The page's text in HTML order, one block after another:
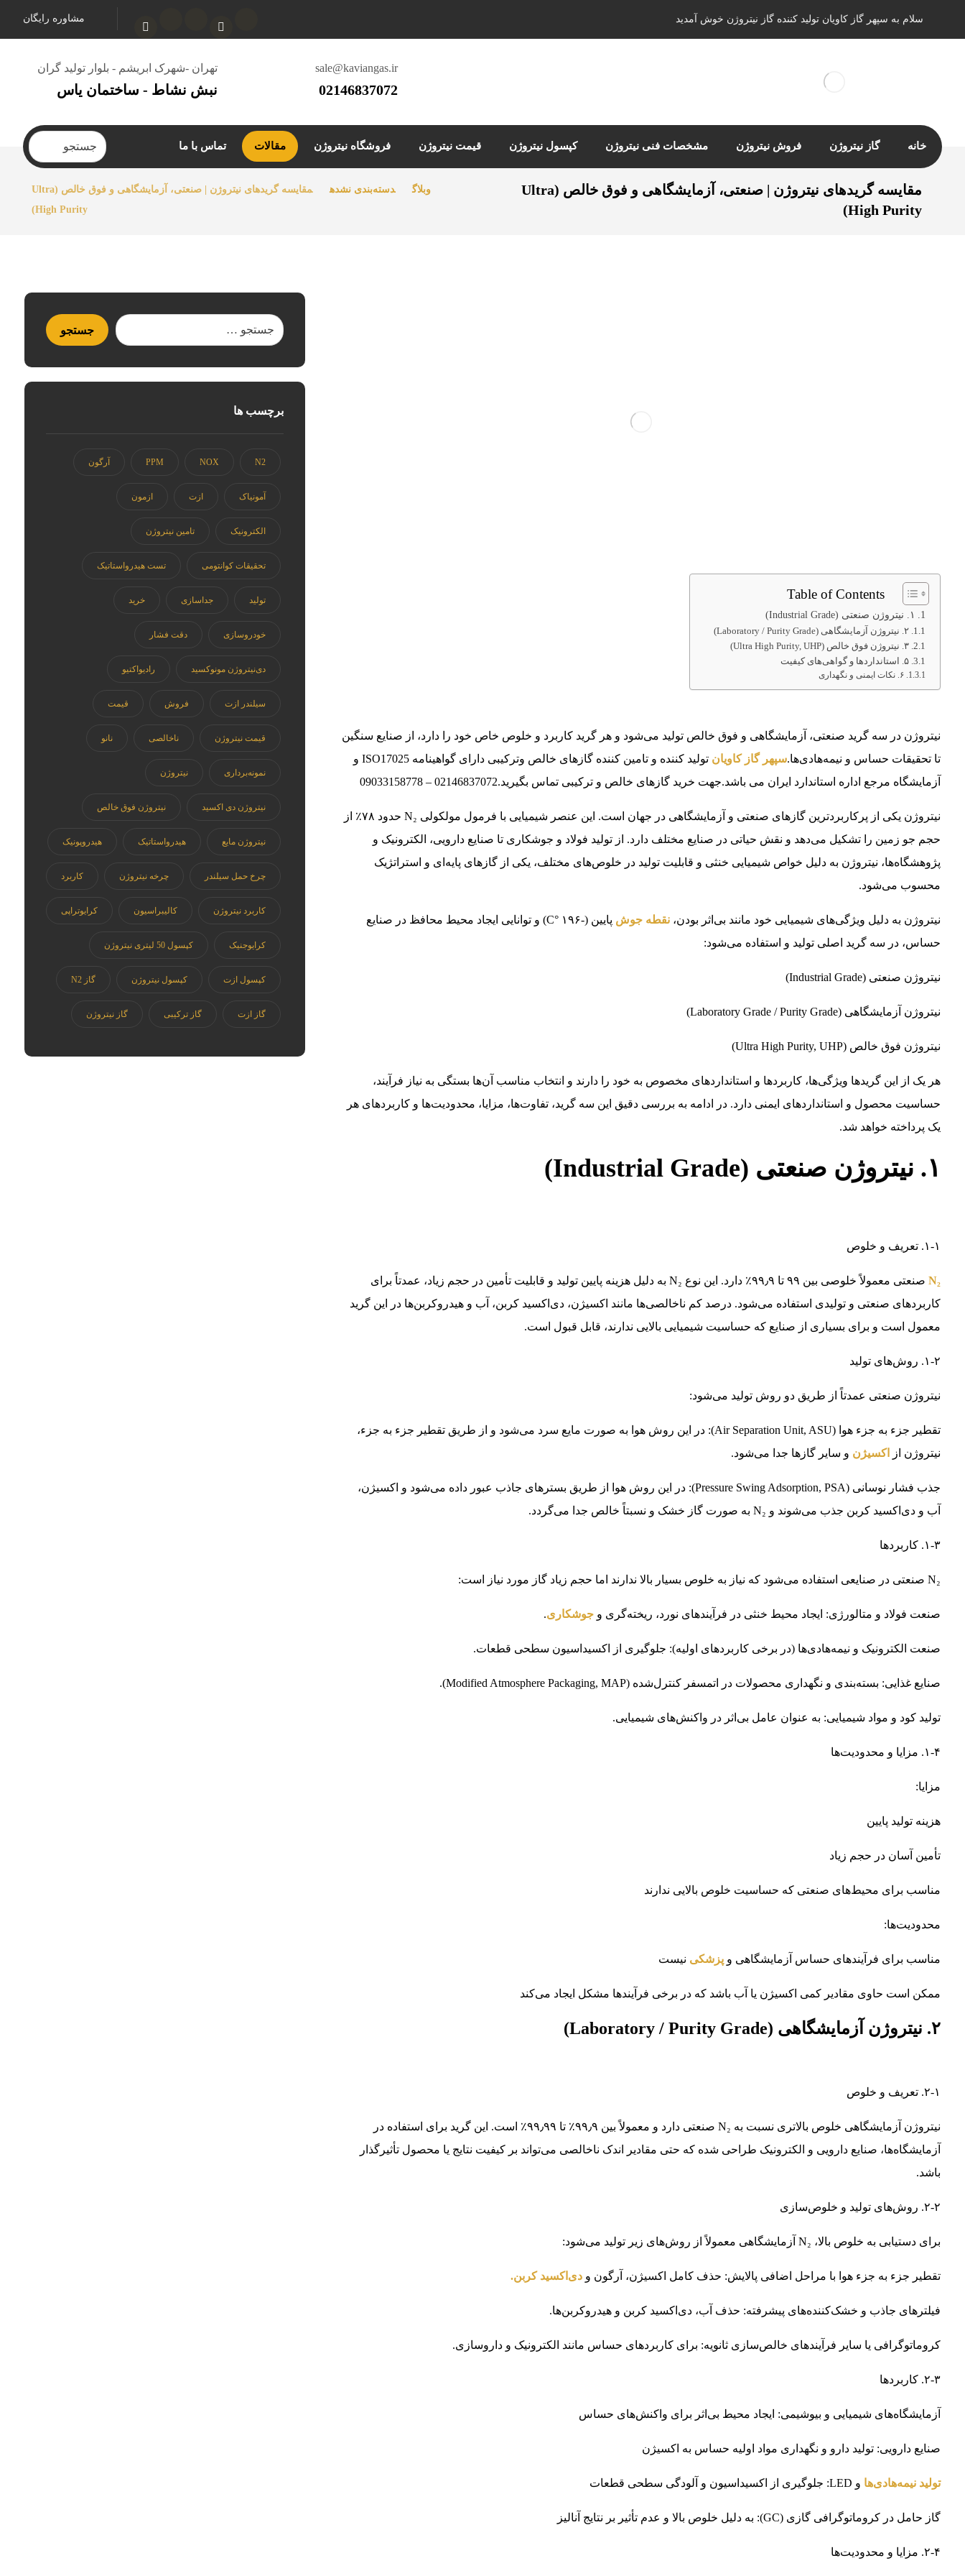
سلام به سپهر گاز کاویان تولید کننده گاز نیتروژن خوش آمدید مشاوره رایگان
تهران -شهرک ابریشم - بلوار تولید گران
نبش نشاط - ساختمان یاس
sale@kaviangas.ir
02146837072
خانه گاز نیتروژن فروش نیتروژن مشخصات فنی نیتروژن کپسول نیتروژن قیمت نیتروژن فروشگاه نیتروژن مقالات تماس با ما
مقایسه گریدهای نیتروژن | صنعتی، آزمایشگاهی و فوق خالص (Ultra
High Purity)
وبلاگ دسته‌بندی نشده
مقایسه گریدهای نیتروژن | صنعتی، آزمایشگاهی و فوق خالص (Ultra
High Purity)
Table of Contents
۱. نیتروژن صنعتی (Industrial Grade)
۲. نیتروژن آزمایشگاهی (Laboratory / Purity Grade)
۳. نیتروژن فوق خالص (Ultra High Purity, UHP)
۵. استانداردها و گواهی‌های کیفیت
۶. نکات ایمنی و نگهداری
نیتروژن در سه گرید صنعتی، آزمایشگاهی و فوق خالص تولید می‌شود و هر گرید کاربرد و خلوص خاص خود را دارد، از صنایع سنگین
تا تحقیقات حساس و نیمه‌هادی‌ها.سپهر گاز کاویان
تولید کننده و تامین کننده گازهای خالص وترکیبی دارای گواهینامه ISO17025 و
آزمایشگاه مرجع اداره استاندارد ایران می باشد.جهت خرید گازهای خالص و ترکیبی تماس بگیرید.02146837072 – 09033158778
نیتروژن یکی از پرکاربردترین گازهای صنعتی و آزمایشگاهی در جهان است. این عنصر شیمیایی با فرمول مولکولی N₂ حدود ۷۸٪ از
حجم جو زمین را تشکیل می‌دهد و نقش حیاتی در صنایع مختلف دارد. از تولید فولاد و جوشکاری تا صنایع دارویی، الکترونیک و
پژوهشگاه‌ها، نیتروژن به دلیل خواص شیمیایی خنثی و قابلیت تولید در خلوص‌های مختلف، یکی از گازهای پایه‌ای و استراتژیک
محسوب می‌شود.
نیتروژن به دلیل ویژگی‌های شیمیایی خود مانند بی‌اثر بودن، نقطه جوش
پایین (-۱۹۶ °C) و توانایی ایجاد محیط محافظ در صنایع
حساس، در سه گرید اصلی تولید و استفاده می‌شود:
نیتروژن صنعتی (Industrial Grade)
نیتروژن آزمایشگاهی (Laboratory Grade / Purity Grade)
نیتروژن فوق خالص (Ultra High Purity, UHP)
هر یک از این گریدها ویژگی‌ها، کاربردها و استانداردهای مخصوص به خود را دارند و انتخاب مناسب آن‌ها بستگی به نیاز فرآیند،
حساسیت محصول و استانداردهای ایمنی دارد. در ادامه به بررسی دقیق این سه گرید، تفاوت‌ها، مزایا، محدودیت‌ها و کاربردهای هر
یک پرداخته خواهد شد.
۱. نیتروژن صنعتی (Industrial Grade)
۱-۱. تعریف و خلوص
N₂
صنعتی معمولاً خلوصی بین ۹۹ تا ۹۹٫۹٪ دارد. این نوع N₂ به دلیل هزینه پایین تولید و قابلیت تأمین در حجم زیاد، عمدتاً برای
کاربردهای صنعتی و تولیدی استفاده می‌شود. درصد کم ناخالصی‌ها مانند اکسیژن، دی‌اکسید کربن، آب و هیدروکربن‌ها در این گرید
معمول است و برای بسیاری از صنایع که حساسیت شیمیایی بالایی ندارند، قابل قبول است.
۱-۲. روش‌های تولید
نیتروژن صنعتی عمدتاً از طریق دو روش تولید می‌شود:
تقطیر جزء به جزء هوا (Air Separation Unit, ASU): در این روش هوا به صورت مایع سرد می‌شود و از طریق تقطیر جزء به جزء،
نیتروژن از
اکسیژن و سایر گازها جدا می‌شود.
جذب فشار نوسانی (Pressure Swing Adsorption, PSA): در این روش هوا از طریق بسترهای جاذب عبور داده می‌شود و اکسیژن،
آب و دی‌اکسید کربن جذب می‌شوند و N₂ به صورت گاز خشک و نسبتاً خالص جدا می‌گردد.
۱-۳. کاربردها
N₂ صنعتی در صنایعی استفاده می‌شود که نیاز به خلوص بسیار بالا ندارند اما حجم زیاد گاز مورد نیاز است:
صنعت فولاد و متالورژی: ایجاد محیط خنثی در فرآیندهای نورد، ریخته‌گری و جوشکاری.
صنعت الکترونیک و نیمه‌هادی‌ها (در برخی کاربردهای اولیه): جلوگیری از اکسیداسیون سطحی قطعات.
صنایع غذایی: بسته‌بندی و نگهداری محصولات در اتمسفر کنترل‌شده (Modified Atmosphere Packaging, MAP).
تولید کود و مواد شیمیایی: به عنوان عامل بی‌اثر در واکنش‌های شیمیایی.
۱-۴. مزایا و محدودیت‌ها
مزایا:
هزینه تولید پایین
تأمین آسان در حجم زیاد
مناسب برای محیط‌های صنعتی که حساسیت خلوص بالایی ندارند
محدودیت‌ها:
مناسب برای فرآیندهای حساس آزمایشگاهی و پزشکی نیست
ممکن است حاوی مقادیر کمی اکسیژن یا آب باشد که در برخی فرآیندها مشکل ایجاد می‌کند
۲. نیتروژن آزمایشگاهی (Laboratory / Purity Grade)
۲-۱. تعریف و خلوص
نیتروژن آزمایشگاهی خلوص بالاتری نسبت به N₂ صنعتی دارد و معمولاً بین ۹۹٫۹٪ تا ۹۹٫۹۹٪ است. این گرید برای استفاده در
آزمایشگاه‌ها، صنایع دارویی و الکترونیک طراحی شده که حتی مقادیر اندک ناخالصی می‌تواند بر کیفیت نتایج یا محصول تأثیرگذار
باشد.
۲-۲. روش‌های تولید و خلوص‌سازی
برای دستیابی به خلوص بالا، N₂ آزمایشگاهی معمولاً از روش‌های زیر تولید می‌شود:
تقطیر جزء به جزء هوا با مراحل اضافی پالایش: حذف کامل اکسیژن، آرگون و دی‌اکسید کربن.
فیلترهای جاذب و خشک‌کننده‌های پیشرفته: حذف آب، دی‌اکسید کربن و هیدروکربن‌ها.
کروماتوگرافی یا سایر فرآیندهای خالص‌سازی ثانویه: برای کاربردهای حساس مانند الکترونیک و داروسازی.
۲-۳. کاربردها
آزمایشگاه‌های شیمیایی و بیوشیمی: ایجاد محیط بی‌اثر برای واکنش‌های حساس
صنایع دارویی: تولید دارو و نگهداری مواد اولیه حساس به اکسیژن
تولید نیمه‌هادی‌ها و LED: جلوگیری از اکسیداسیون و آلودگی سطحی قطعات
گاز حامل در کروماتوگرافی گازی (GC): به دلیل خلوص بالا و عدم تأثیر بر نتایج آنالیز
۲-۴. مزایا و محدودیت‌ها
برچسب ها
N2
NOX
PPM آرگون
آمونیاک ازت ازمون
الکترونیک تامین نیتروژن
تحقیقات کوانتومی تست هیدرواستاتیک
تولید جداسازی خرید
خودروسازی دقت فشار
دی‌نیتروژن مونوکسید رادیواکتیو
سیلندر ازت فروش قیمت
قیمت نیتروژن ناخالصی نانو
نمونه‌برداری نیتروژن
نیتروژن دی اکسید نیتروژن فوق خالص
نیتروژن مایع هیدرواستاتیک هیدروپونیک
چرخ حمل سیلندر چرخه نیتروژن کاربرد
کاربرد نیتروژن کالیبراسیون کرایوتراپی
کرایوجنیک کپسول 50 لیتری نیتروژن
کپسول ازت کپسول نیتروژن گاز N2
گاز ازت گاز ترکیبی گاز نیتروژن